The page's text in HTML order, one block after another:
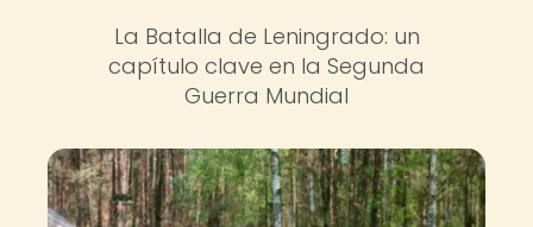
La Batalla de Leningrado: un
capítulo clave en la Segunda
Guerra Mundial